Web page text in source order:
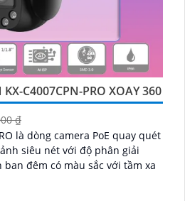
C4007CPN-PRO XOAY 360
₫
là dòng camera PoE quay quét
siêu nét với độ phân giải
đêm có màu sắc với tầm xa